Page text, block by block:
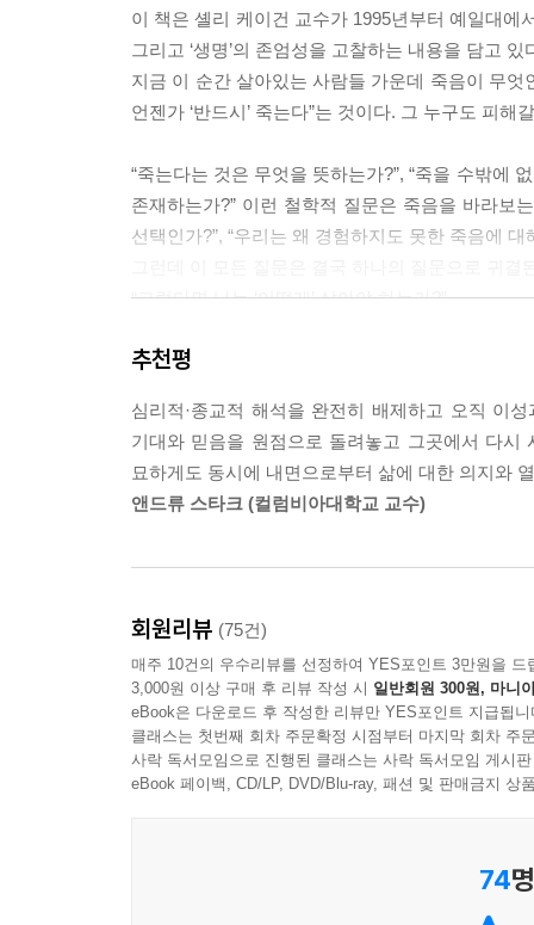
을 떠나는 순간 과연 어떤 일이 벌어질까? --- pp.6-7
일요일 새벽 3시에 갑자기 신이 나타나 내 영혼을
기억, 믿음, 욕망, 의지를 심었다. 다음날 아침에
이 아니다. 영혼 관점에 따르면 그는 다른 사람이
있어야 한다. 하지만 이 시나리오 속에서 그는 다
운 영혼이 들어왔기 때문에, 그는 내가 아니다. 내
할 수도 있다. “오늘도 죽음에 관한 글을 계속 써
문제는 그가 자신이 착각하고 있다는 사실을 눈
것이다. 그러나 그것들은 영혼 관점에서 인간의
는 핵심은 동일한 영혼을 갖는 것이다. 그는 분명
믿음, 욕망, 의지를 주입받았기 때문에 자기가 다
모든 기억과 믿음, 욕망, 의지 등을 그대로 심어놨
경험 기계에 연결돼 살아가는 삶에 대해 상상해
하자. 가령 위대한 소설을 쓰는 경험을 선택했다
마음에 들지 않는 초고 파일을 컴퓨터에서 몽땅
적인 곳을 여행하는 경험을 선택했다면, 정말로
이 책은 셸리 케이건 교수가 1995년부터 예일대에
그리고 ‘생명’의 존엄성을 고찰하는 내용을 담고 있
지금 이 순간 살아있는 사람들 가운데 죽음이 무엇
언젠가 ‘반드시’ 죽는다”는 것이다. 그 누구도 피해
“죽는다는 것은 무엇을 뜻하는가?”, “죽을 수밖에
존재하는가?” 이런 철학적 질문은 죽음을 바라보
선택인가?”, “우리는 왜 경험하지도 못한 죽음에 대
“그렇다면 나는 ‘어떻게’ 살아야 하는가?”
―삶이 끝난 후에도 삶은 계속되는가
죽음을 좋아할 사람은 아무도 없다. 더 이상 내가
두려움은 ‘죽음 이후의 삶’이라는 기대와 믿음을
바로 “죽은 다음에도 나는 살아남을 수 있을까?”
죽어도 육체는 살아남을 수 있는가?”와 같은
―영혼은 존재하는가
영혼의 존재를 받아들일 만한 타당한 근거가 있
살펴본다. 이 추론은 우리의 오감으로 확인할 수
가설을 받아들일 수 있다고 보는 논증방식이다.
실재한다는 것이다. 케이건 교수는 플라톤
영혼이라는 존재를 상정하지 않고도 자유의지를
추천평
심리적·종교적 해석을 완전히 배제하고 오직 이
기대와 믿음을 원점으로 돌려놓고 그곳에서 다
묘하게도 동시에 내면으로부터 삶에 대한 의지와
앤드류 스타크 (컬럼비아대학교 교수)
회원리뷰 (75건)
매주 10건의 우수리뷰를 선정하여 YES포인트 3만원을 드
3,000원 이상 구매 후 리뷰 작성 시 일반회원 300원, 마니
eBook은 다운로드 후 작성한 리뷰만 YES포인트 지급됩니
클래스는 첫번째 회차 주문확정 시점부터 마지막 회차 주
사락 독서모임으로 진행된 클래스는 사락 독서모임 게시
eBook 페이백, CD/LP, DVD/Blu-ray, 패션 및 판매금지 상
74